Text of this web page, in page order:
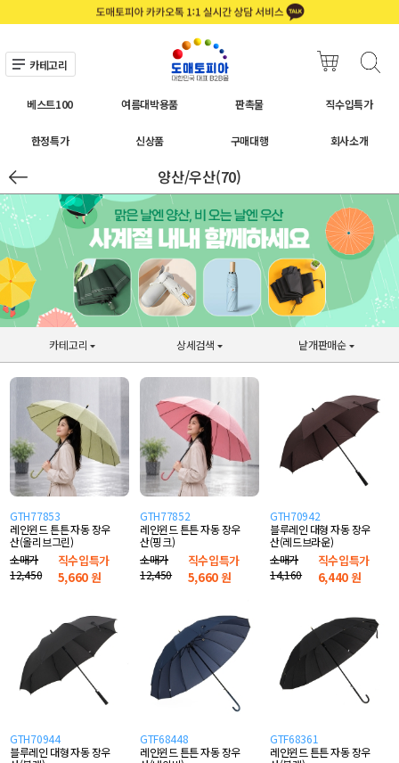
카테고리
베스트100 여름대박용품 판촉물 직수입특가
한정특가 신상품 구매대행 회사소개
양산/우산(70)
카테고리 상세검색 낱개판매순
GTH77853
레인윈드 튼튼 자동 장우
산(올리브그린)
소매가
12,450
직수입특가
5,660원
GTH77852
레인윈드 튼튼 자동 장우
산(핑크)
소매가
12,450
직수입특가
5,660원
GTH70942
블루레인 대형 자동 장우
산(레드브라운)
소매가
14,160
직수입특가
6,440원
GTH70944
블루레인 대형 자동 장우
GTF68448
레인윈드 튼튼 자동 장우
GTF68361
레인윈드 튼튼 자동 장우